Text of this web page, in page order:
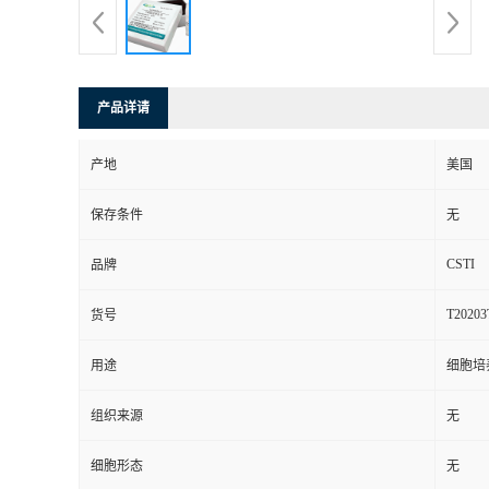
产品详请
产地 美国
保存条件 无
品牌 CSTI
货号
用途 细胞培
组织来源 无
细胞形态 无